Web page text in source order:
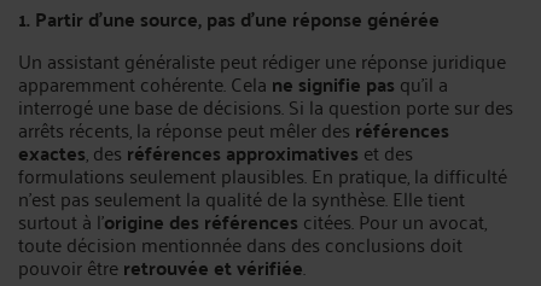
1. Partir d’une source, pas d’une réponse générée
Un assistant généraliste peut rédiger une réponse juridique
apparemment cohérente. Cela ne signifie pas qu'il a
interrogé une base de décisions. Si la question porte sur des
arrêts récents, la réponse peut mêler des références
exactes, des références approximatives et des
formulations seulement plausibles. En pratique, la difficulté
n'est pas seulement la qualité de la synthèse. Elle tient
surtout à l'origine des références citées. Pour un avocat,
toute décision mentionnée dans des conclusions doit
pouvoir êtreretrouvée et vérifiée.